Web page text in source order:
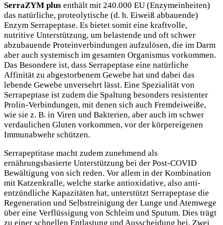
SerraZYM plus enthält mit 240.000 EU (Enzymeinheiten)
das natürliche, proteolytische (d. h. Eiweiß abbauende)
Enzym Serrapeptase. Es bietet somit eine kraftvolle,
nutritive Unterstützung, um belastende und oft schwer
abzubauende Proteinverbindungen aufzulösen, die im Darm
aber auch systemisch im gesamten Organismus vorkommen.
Das Besondere ist, dass Serrapeptase eine natürliche
Affinität zu abgestorbenem Gewebe hat und dabei das
lebende Gewebe unversehrt lässt. Eine Spezialität von
Serrapeptase ist zudem die Spaltung besonders resistenter
Prolin-Verbindungen, mit denen sich auch Fremdeiweiße,
wie sie z. B. in Viren und Bakterien, aber auch im schwer
verdaulichen Gluten vorkommen, vor der körpereigenen
Immunabwehr schützen.
Serrapeptitase macht zudem zunehmend als
ernährungsbasierte Unterstützung bei der Post-COVID
Bewältigung von sich reden. Vor allem in der Kombination
mit Katzenkralle, welche starke antioxidative, also anti-
entzündliche Kapazitäten hat, unterstützt Serrapeptase die
Regeneration und Selbstreinigung der Lunge und Atemwege
über eine Verflüssigung von Schleim und Sputum. Dies trägt
zu einer schnellen Entlastung und Ausscheidung bei. Zwei